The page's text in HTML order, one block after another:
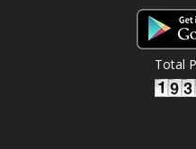
Total